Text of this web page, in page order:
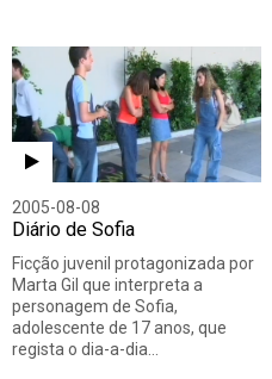
2005-08-08
Diário de Sofia
Ficção juvenil protagonizada por
Marta Gil que interpreta a
personagem de Sofia,
adolescente de 17 anos, que
regista o dia-a-dia…